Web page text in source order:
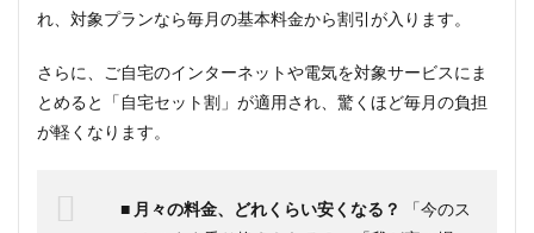
れ、対象プランなら毎月の基本料金から割引が入ります。
さらに、ご自宅のインターネットや電気を対象サービスにま
とめると「自宅セット割」が適用され、驚くほど毎月の負担
が軽くなります。
■ 月々の料金、どれくらい安くなる？
「今のス